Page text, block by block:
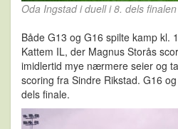
Oda Ingstad i duell i 8. dels
Både G13 og G16 spilte kamp kl.
Kattem IL, der Magnus Storås
imidlertid mye nærmere seier og
scoring fra Sindre Rikstad. G16
dels finale.